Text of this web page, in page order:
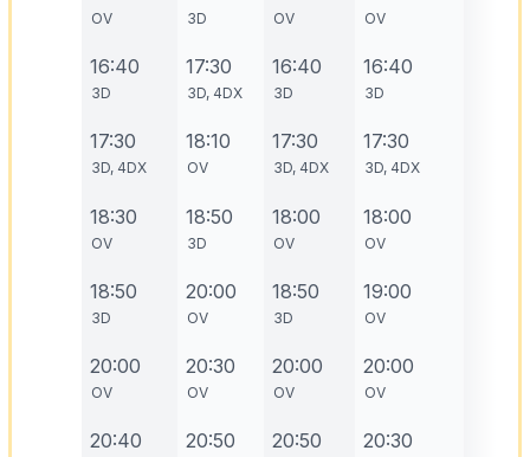
OV
16:40
3D
17:30
3D, 4DX
18:30
OV
18:50
3D
20:00
OV
20:40
3D
17:30
3D, 4DX
18:10
OV
18:50
3D
20:00
OV
20:30
OV
20:50
OV
16:40
3D
17:30
3D, 4DX
18:00
OV
18:50
3D
20:00
OV
20:50
OV
16:40
3D
17:30
3D, 4DX
18:00
OV
19:00
OV
20:00
OV
20:30